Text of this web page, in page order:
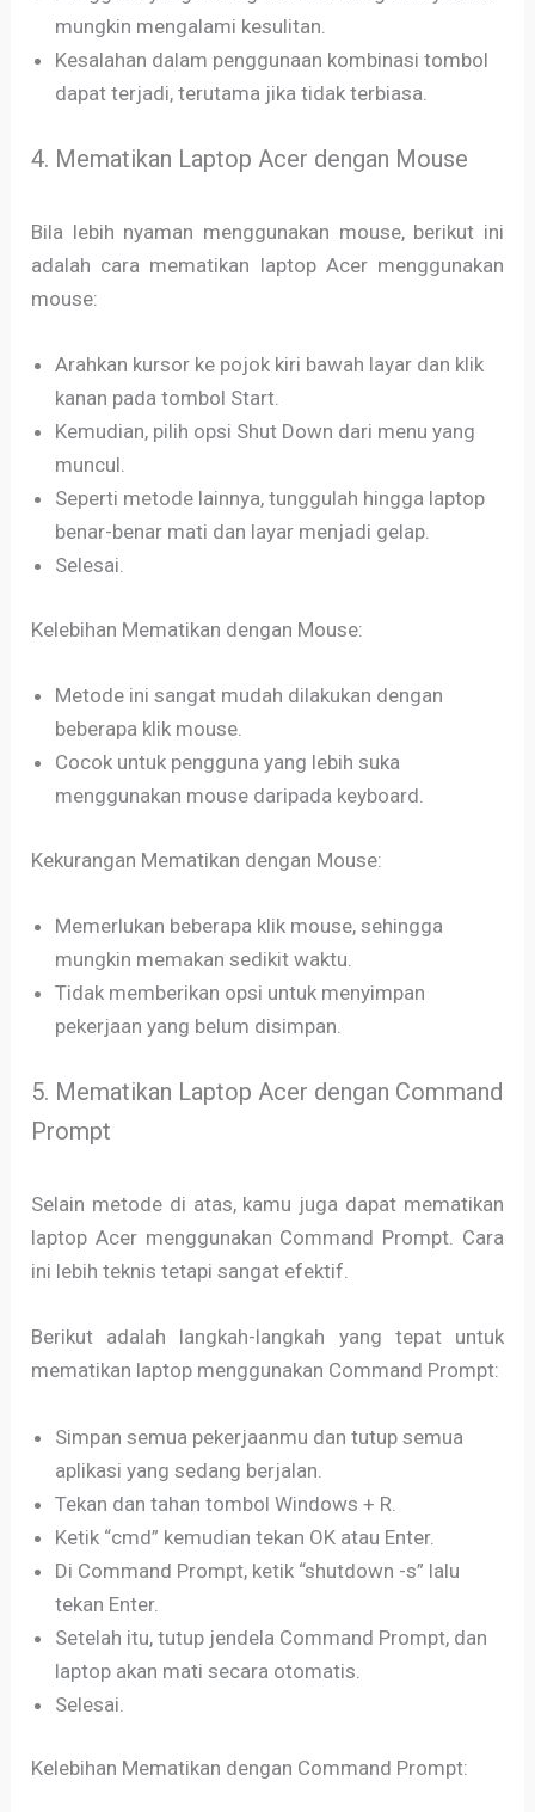
mungkin mengalami kesulitan.
Kesalahan dalam penggunaan kombinasi tombol
dapat terjadi, terutama jika tidak terbiasa.
4. Mematikan Laptop Acer dengan Mouse
Bila lebih nyaman menggunakan mouse, berikut ini
adalah cara mematikan laptop Acer menggunakan
mouse:
Arahkan kursor ke pojok kiri bawah layar dan klik
kanan pada tombol Start.
Kemudian, pilih opsi Shut Down dari menu yang
muncul.
Seperti metode lainnya, tunggulah hingga laptop
benar-benar mati dan layar menjadi gelap.
Selesai.
Kelebihan Mematikan dengan Mouse:
Metode ini sangat mudah dilakukan dengan
beberapa klik mouse.
Cocok untuk pengguna yang lebih suka
menggunakan mouse daripada keyboard.
Kekurangan Mematikan dengan Mouse:
Memerlukan beberapa klik mouse, sehingga
mungkin memakan sedikit waktu.
Tidak memberikan opsi untuk menyimpan
pekerjaan yang belum disimpan.
5. Mematikan Laptop Acer dengan Command
Prompt
Selain metode di atas, kamu juga dapat mematikan
laptop Acer menggunakan Command Prompt. Cara
ini lebih teknis tetapi sangat efektif.
Berikut adalah langkah-langkah yang tepat untuk
mematikan laptop menggunakan Command Prompt:
Simpan semua pekerjaanmu dan tutup semua
aplikasi yang sedang berjalan.
Tekan dan tahan tombol Windows + R.
Ketik “cmd” kemudian tekan OK atau Enter.
Di Command Prompt, ketik “shutdown -s” lalu
tekan Enter.
Setelah itu, tutup jendela Command Prompt, dan
laptop akan mati secara otomatis.
Selesai.
Kelebihan Mematikan dengan Command Prompt: